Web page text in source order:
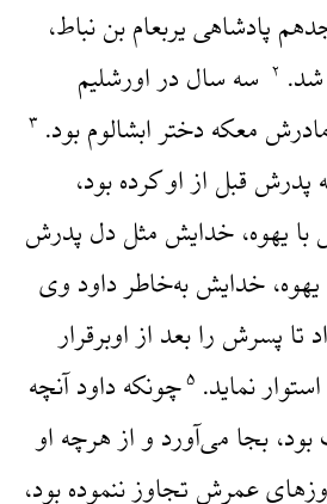
پادشاهی یربعام بن نباط،
شد. ۲ سه سال در اورشلیم
معکه دختر ابشالوم بود. ۳
پدرش قبل از او کرده بود،
یهوه، خدایش مثل دل پدرش
یهوه، خدایش به‌خاطر داود وی
تا پسرش را بعد از اوبرقرار
نماید. ۵چونکه داود آنچه
بجا می‌آورد و از هرچه او